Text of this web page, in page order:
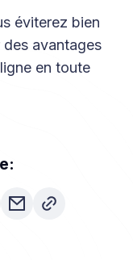
éviterez bien
avantages
en toute